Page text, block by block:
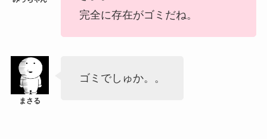
完全に存在がゴミだね。
ゴミでしゅか。。